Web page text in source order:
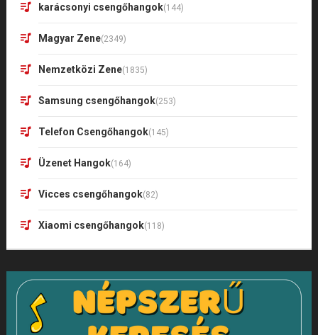
karácsonyi csengőhangok(144)
Magyar Zene(2349)
Nemzetközi Zene(1835)
Samsung csengőhangok(253)
Telefon Csengőhangok(145)
Üzenet Hangok(164)
Vicces csengőhangok(82)
Xiaomi csengőhangok(118)